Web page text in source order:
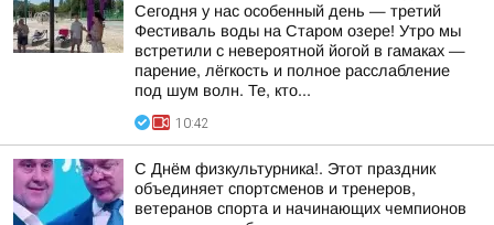
Сегодня у нас особенный день — третий
Фестиваль воды на Старом озере! Утро мы
встретили с невероятной йогой в гамаках —
парение, лёгкость и полное расслабление
под шум волн. Те, кто...
10:42
С Днём физкультурника!. Этот праздник
объединяет спортсменов и тренеров,
ветеранов спорта и начинающих чемпионов